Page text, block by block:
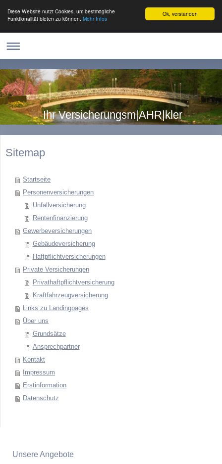
Ok, verstanden
Diese Website nutzt Cookies, um bestmögliche
Funktionalität bieten zu können. Mehr Infos
Ihr Versicherungsm|AHR|kler
Sitemap
Startseite
Personenversicherungen
Unfallversicherung
Rentenfinanzierung
Gewerbeversicherungen
Gebäudeversicherung
Haftpflichtversicherungen
Private Versicherungen
Privathaftpflichtversicherung
Kraftfahrzeugversicherung
Links zu Landingpages
Über uns
Grundsätze
Ansprechpartner
Kontakt
Impressum
Erstinformation
Datenschutz
Unsere Angebote